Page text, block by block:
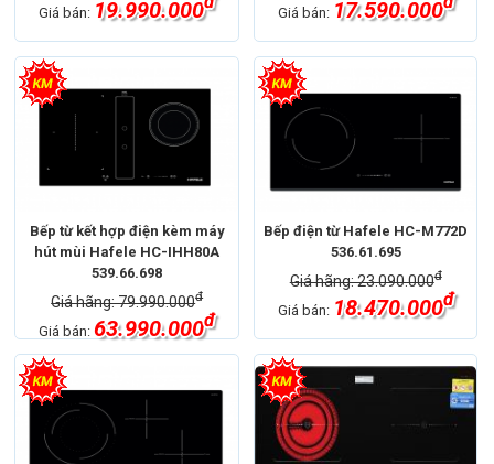
Giá bán: 19.990.000 Giá bán: 17.590.000
Bếp từ kết hợp điện kèm máy
hút mùi Hafele HC-IHH80A
539.66.698
Giá hãng: 79.990.000đ
Giá bán:63.990.000đ
Bếp điện từ Hafele HC-M772D
536.61.695
Giá hãng: 23.090.000đ
Giá bán: 18.470.000đ